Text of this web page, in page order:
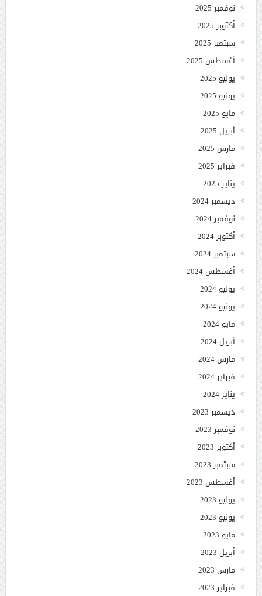
نوفمبر 2025
أكتوبر 2025
سبتمبر 2025
أغسطس 2025
يوليو 2025
يونيو 2025
مايو 2025
أبريل 2025
مارس 2025
فبراير 2025
يناير 2025
ديسمبر 2024
نوفمبر 2024
أكتوبر 2024
سبتمبر 2024
أغسطس 2024
يوليو 2024
يونيو 2024
مايو 2024
أبريل 2024
مارس 2024
فبراير 2024
يناير 2024
ديسمبر 2023
نوفمبر 2023
أكتوبر 2023
سبتمبر 2023
أغسطس 2023
يوليو 2023
يونيو 2023
مايو 2023
أبريل 2023
مارس 2023
فبراير 2023